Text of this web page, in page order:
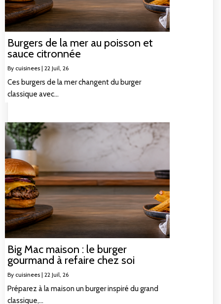
Burgers de la mer au poisson et
sauce citronnée
By cuisinees | 22 Juil, 26
Ces burgers de la mer changent du burger
classique avec…
Big Mac maison : le burger
gourmand à refaire chez soi
By cuisinees | 22 Juil, 26
Préparez à la maison un burger inspiré du grand
classique,…